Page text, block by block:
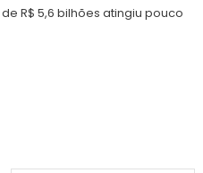
R$ 5,6 bilhões atingiu pouco